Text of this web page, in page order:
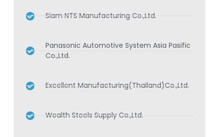
Siam NTS Manufacturing Co.,Ltd.
Panasonic Automotive System Asia Pasific
Co.,Ltd.
Excellent Manufacturing(Thailand)Co.,Ltd.
Wealth Steels Supply Co.,Ltd.